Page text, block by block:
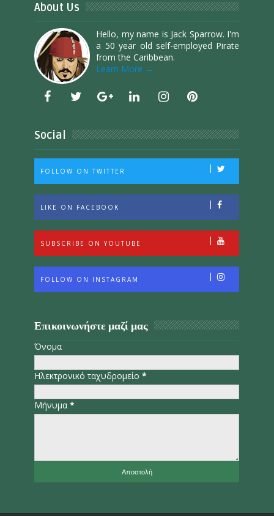
About Us
Hello, my name is Jack Sparrow. I'm
a 50 year old self-employed Pirate
from the Caribbean.
Learn More →
Social
FOLLOW ON TWITTER
LIKE ON FACEBOOK
SUBSCRIBE ON YOUTUBE
FOLLOW ON INSTAGRAM
Επικοινωνήστε μαζί μας
Όνομα
Ηλεκτρονικό ταχυδρομείο*
Μήνυμα*